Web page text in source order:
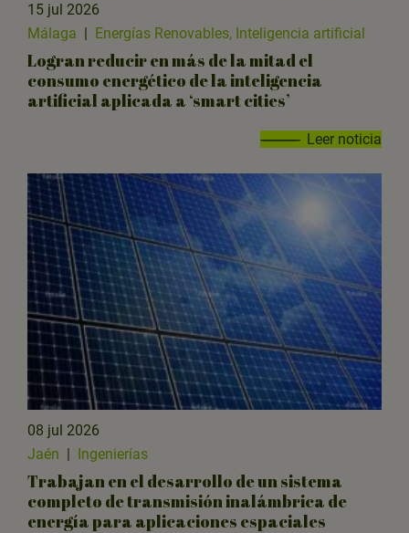
15 jul 2026
Málaga | Energías Renovables, Inteligencia artificial
Logran reducir en más de la mitad el
consumo energético de la inteligencia
artificial aplicada a ‘smart cities’
Leer noticia
08 jul 2026
Jaén | Ingenierías
Trabajan en el desarrollo de un sistema
completo de transmisión inalámbrica de
energía para aplicaciones espaciales